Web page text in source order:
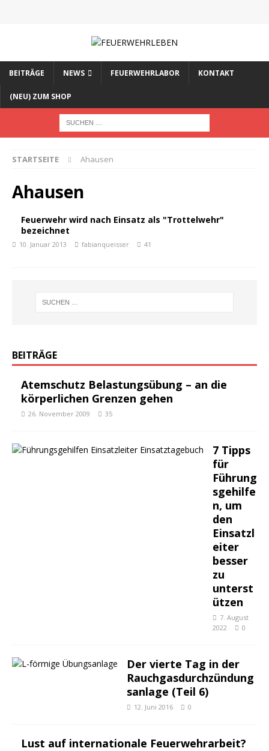
BEITRÄGE NEWS FEUERWEHRLABOR KONTAKT
(NEU) ZUM SHOP
STARTSEITE Ahausen
Ahausen
Feuerwehr wird nach Einsatz als "Trottelwehr"
bezeichnet
10. Januar 2013 fabianqueisser 41
BEITRÄGE
Atemschutz Belastungsübung – an die
körperlichen Grenzen gehen
26. November 2009 35
7 Tipps
für
Führung
sgehilfe
n, um
den
Einsatzl
eiter
besser
zu
unterst
ützen
7. August
2022
0
Der vierte Tag in der
Rauchgasdurchzündung
sanlage (Teil 6)
12. Juni 2016 0
Lust auf internationale Feuerwehrarbeit?